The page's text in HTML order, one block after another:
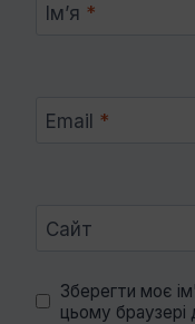
Ім’я *
Email *
Сайт
Зберегти моє
цьому браузері